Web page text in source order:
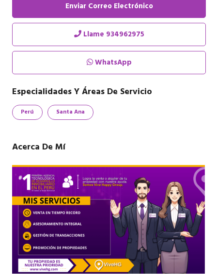
Enviar Correo Electrónico
Llame 934962975
WhatsApp
Especialidades Y Áreas De Servicio
Perú Santa Ana
Acerca De Mí